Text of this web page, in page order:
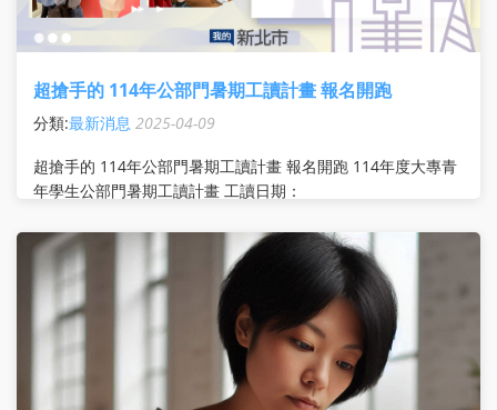
超搶手的 114年公部門暑期工讀計畫 報名開跑
分類:最新消息 2025-04-09
超搶手的 114年公部門暑期工讀計畫 報名開跑 114年度大專青
年學生公部門暑期工讀計畫 工讀日期：